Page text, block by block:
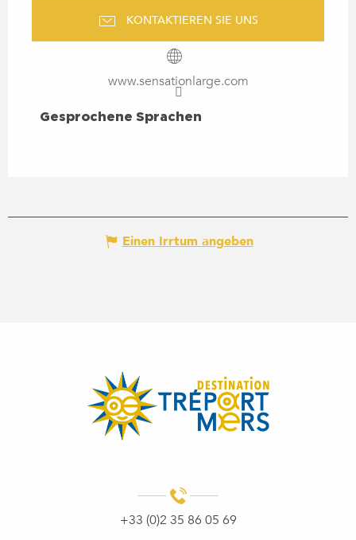
KONTAKTIEREN SIE UNS
www.sensationlarge.com
GESPROCHENE SPRACHEN
Gesprochene Sprachen
Einen Irrtum angeben
+33 (0)2 35 86 05 69